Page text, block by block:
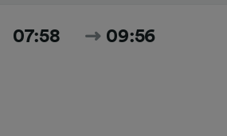
07:58 09:56